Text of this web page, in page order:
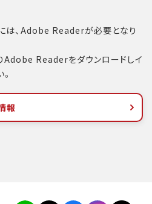
は、Adobe Readerが必要となり
Adobe Readerをダウンロードしイ
報